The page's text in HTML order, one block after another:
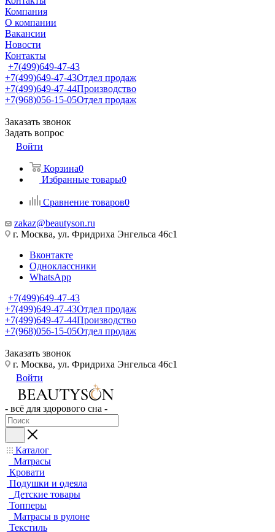
Компания
О компании
Вакансии
Новости
Контакты
+7(499)649-47-43
+7(499)649-47-43Отдел продаж
+7(499)649-47-44Производство
+7(968)056-15-05Отдел продаж
Заказать звонок
Задать вопрос
Войти
Корзина0
Избранные товары0
Сравнение товаров0
zakaz@beautyson.ru
г. Москва, ул. Фридриха Энгельса 46с1
Вконтакте
Одноклассники
WhatsApp
+7(499)649-47-43
+7(499)649-47-43Отдел продаж
+7(499)649-47-44Производство
+7(968)056-15-05Отдел продаж
Заказать звонок
г. Москва, ул. Фридриха Энгельса 46с1
Войти
- всё для здорового сна -
Каталог
Матрасы
Кровати
Подушки и одеяла
Детские товары
Топперы
Матрасы в рулоне
Текстиль